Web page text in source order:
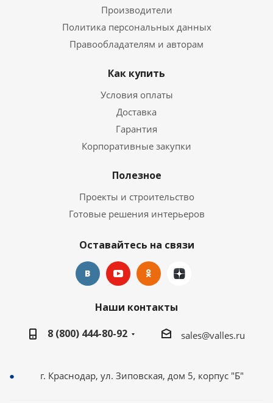
Производители
Политика персональных данных
Правообладателям и авторам
Как купить
Условия оплаты
Доставка
Гарантия
Корпоративные закупки
Полезное
Проекты и строительство
Готовые решения интерьеров
Оставайтесь на связи
Наши контакты
8 (800) 444-80-92
sales@valles.ru
г. Краснодар, ул. Зиповская, дом 5, корпус "Б"